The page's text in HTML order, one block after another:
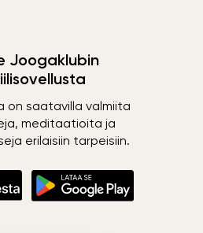
Joogaklubin
on saatavilla valmiita
meditaatioita ja
erilaisiin tarpeisiin.